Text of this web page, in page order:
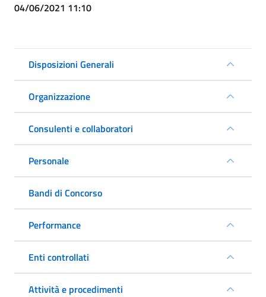
04/06/2021 11:10
Disposizioni Generali
Organizzazione
Consulenti e collaboratori
Personale
Bandi di Concorso
Performance
Enti controllati
Attività e procedimenti